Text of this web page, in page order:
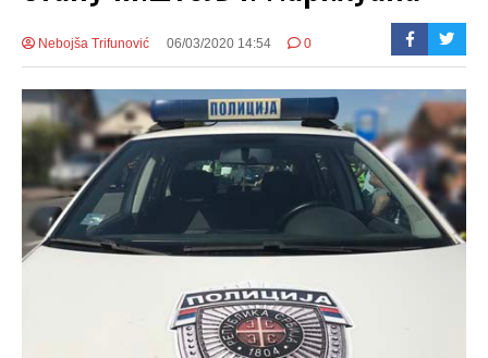
Nebojša Trifunović 06/03/2020 14:54 0